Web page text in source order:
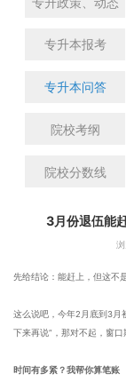
专升本报考
专升本问答
院校考纲
院校分数线
3月份退伍能
浏
先给结论：能赶上，但这不
这么说吧，今年2月底到3月
下来再说”，那对不起，窗口
时间有多紧？我帮你算笔账